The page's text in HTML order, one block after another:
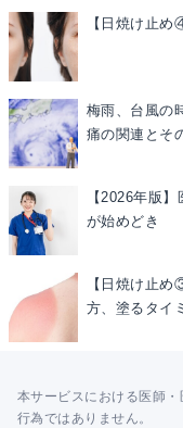
【日焼け止
梅雨、台風の
痛の関連とそ
【2026年版
が始めどき
【日焼け止
方、塗るタイ
本サービスにおける医師
行為ではありません。